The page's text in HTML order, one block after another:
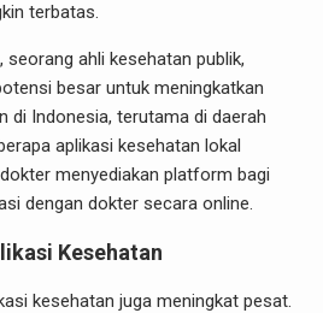
terbatas.
seorang ahli kesehatan publik,
besar untuk meningkatkan
di Indonesia, terutama di daerah
aplikasi kesehatan lokal
menyediakan platform bagi
dengan dokter secara online.
Kesehatan
kesehatan juga meningkat pesat.